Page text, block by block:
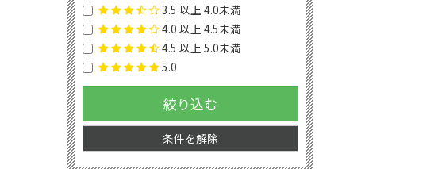
3.5 以上 4.0未満
4.0 以上 4.5未満
4.5 以上 5.0未満
5.0
絞り込む
条件を解除